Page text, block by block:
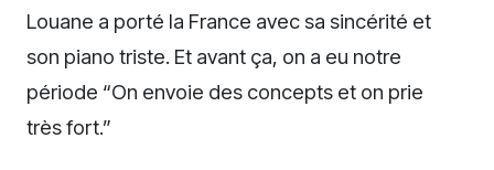
Louane a porté la France avec sa sincérité et
son piano triste. Et avant ça, on a eu notre
période “On envoie des concepts et on prie
très fort.”